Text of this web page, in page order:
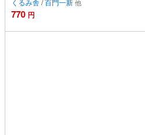
770 円